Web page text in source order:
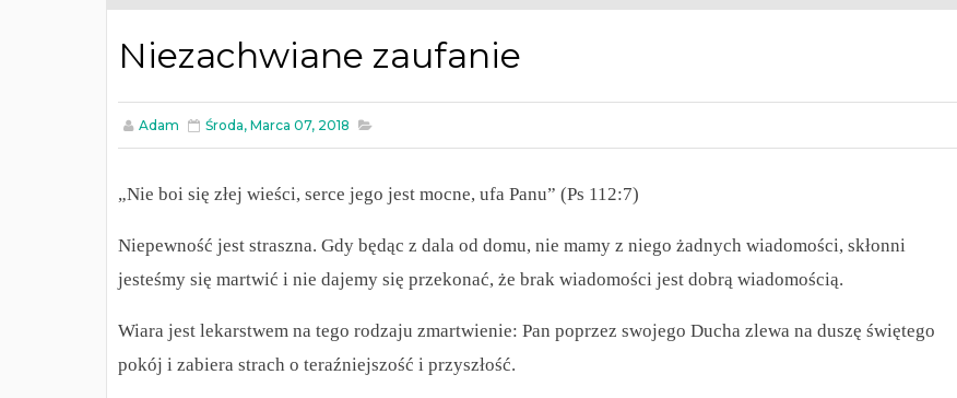
Niezachwiane zaufanie
Adam Środa, Marca 07, 2018
„Nie boi się złej wieści, serce jego jest mocne, ufa Panu” (Ps 112:7)
Niepewność jest straszna. Gdy będąc z dala od domu, nie mamy z niego żadnych wiadomości, skłonni
jesteśmy się martwić i nie dajemy się przekonać, że brak wiadomości jest dobrą wiadomością.
Wiara jest lekarstwem na tego rodzaju zmartwienie: Pan poprzez swojego Ducha zlewa na duszę świętego
pokój i zabiera strach o teraźniejszość i przyszłość.